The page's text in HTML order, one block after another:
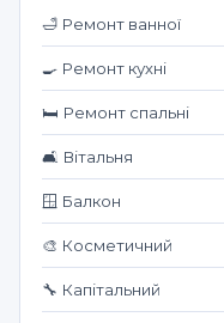
🛁 Ремонт ванної
🍳 Ремонт кухні
🛏️ Ремонт спальні
🛋️ Вітальня
🪟 Балкон
🎨 Косметичний
🔧 Капітальний